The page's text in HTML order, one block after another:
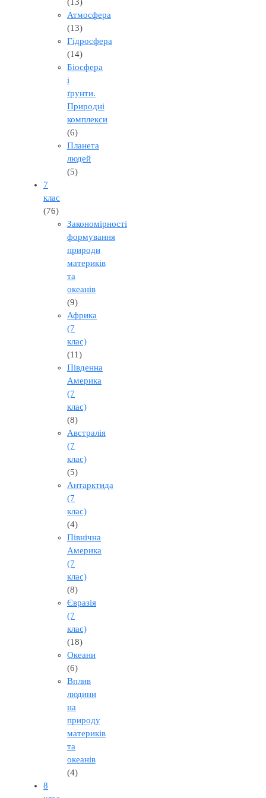
Атмосфера
(13)
Гідросфера
(14)
Біосфера
і
ґрунти.
Природні
комплекси
(6)
Планета
людей
(5)
7
клас
(76)
Закономірності
формування
природи
материків
та
океанів
(9)
Африка
(7
клас)
(11)
Південна
Америка
(7
клас)
(8)
Австралія
(7
клас)
(5)
Антарктида
(7
клас)
(4)
Північна
Америка
(7
клас)
(8)
Євразія
(7
клас)
(18)
Океани
(6)
Вплив
людини
на
природу
материків
та
океанів
(4)
8